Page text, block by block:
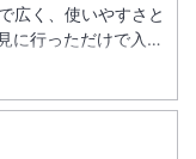
広く、使いやすさと
に行っただけで入っ
ラウンジでも、わ
たのに、無料のド
の隣に座って騒ぎ出
へ退散 若いカップ